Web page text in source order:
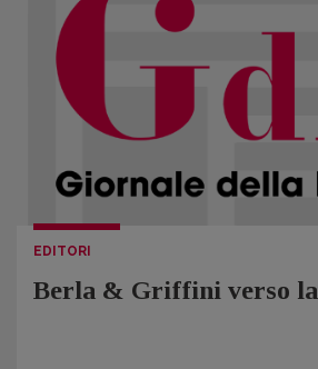
EDITORI
Berla & Griffini verso la